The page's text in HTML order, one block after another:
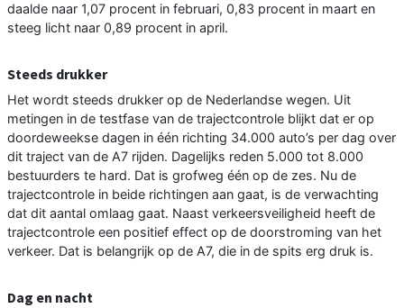
daalde naar 1,07 procent in februari, 0,83 procent in maart en
steeg licht naar 0,89 procent in april.
Steeds drukker
Het wordt steeds drukker op de Nederlandse wegen. Uit
metingen in de testfase van de trajectcontrole blijkt dat er op
doordeweekse dagen in één richting 34.000 auto’s per dag over
dit traject van de A7 rijden. Dagelijks reden 5.000 tot 8.000
bestuurders te hard. Dat is grofweg één op de zes. Nu de
trajectcontrole in beide richtingen aan gaat, is de verwachting
dat dit aantal omlaag gaat. Naast verkeersveiligheid heeft de
trajectcontrole een positief effect op de doorstroming van het
verkeer. Dat is belangrijk op de A7, die in de spits erg druk is.
Dag en nacht